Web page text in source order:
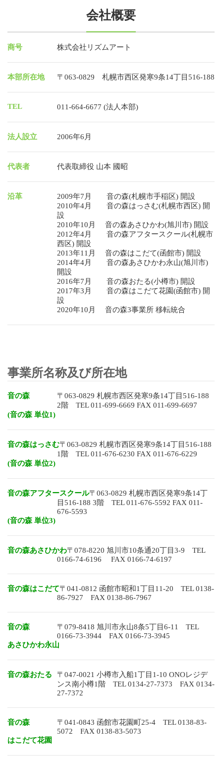
会社概要
商号 株式会社リズムアート
本部所在地 〒063-0829 札幌市西区発寒9条14丁目516-188
TEL 011-664-6677 (法人本部)
法人設立 2006年6月
代表者 代表取締役 山本 國昭
沿革
2009年7月 音の森(札幌市手稲区) 開設
2010年4月 音の森はっさむ(札幌市西区) 開
設
2010年10月 音の森あさひかわ(旭川市) 開設
2012年4月 音の森アフタースクール(札幌市
西区) 開設
2013年11月 音の森はこだて(函館市) 開設
2014年4月 音の森あさひかわ永山(旭川市)
開設
2016年7月 音の森おたる(小樽市) 開設
2017年3月 音の森はこだて花園(函館市) 開
設
2020年10月 音の森3事業所 移転統合
事業所名称及び所在地
音の森
〒063-0829 札幌市西区発寒9条14丁目516-188
2階 TEL 011-699-6669 FAX 011-699-6697
(音の森 単位1)
音の森はっさむ〒063-0829 札幌市西区発寒9条14丁目516-188
1階 TEL 011-676-6230 FAX 011-676-6229
(音の森 単位2)
音の森アフタースクール〒063-0829 札幌市西区発寒9条14丁
目516-188 3階 TEL 011-676-5592 FAX 011-
676-5593
(音の森 単位3)
音の森あさひかわ〒078-8220 旭川市10条通20丁目3-9 TEL
0166-74-6196 FAX 0166-74-6197
音の森はこだて〒041-0812 函館市昭和1丁目11-20 TEL 0138-
86-7927 FAX 0138-86-7967
音の森
〒079-8418 旭川市永山8条5丁目6-11 TEL
0166-73-3944 FAX 0166-73-3945
あさひかわ永山
音の森おたる
〒047-0021 小樽市入船1丁目1-10 ONOレジデ
ンス南小樽1階 TEL 0134-27-7373 FAX 0134-
27-7372
音の森
〒041-0843 函館市花園町25-4 TEL 0138-83-
5072 FAX 0138-83-5073
はこだて花園